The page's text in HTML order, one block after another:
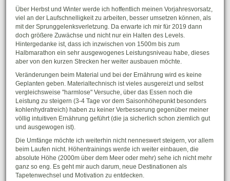
Über Herbst und Winter werde ich hoffentlich meinen Vorjahresvorsatz,
viel an der Laufschnelligkeit zu arbeiten, besser umsetzen können, als
mit der Sprunggelenksverletzung. Da erwarte ich mir für 2019 dann
doch größere Zuwächse und nicht nur ein Halten des Levels.
Hintergedanke ist, dass ich inzwischen von 1500m bis zum
Halbmarathon ein sehr ausgewogenes Leistungsniveau habe, dieses
aber von den kurzen Strecken her weiter ausbauen möchte.
Veränderungen beim Material und bei der Ernährung wird es keine
Geplanten geben. Materialtechnisch ist vieles ausgereizt und selbst
vergleichsweise "harmlose" Versuche, über das Essen noch die
Leistung zu steigern (3-4 Tage vor dem Saisonhöhepunkt besonders
kohlenhydratreich) haben zu keiner Verbesserung gegenüber meiner
völlig intuitiven Ernährung geführt (die ja sicherlich schon ziemlich gut
und ausgewogen ist).
Die Umfänge möchte ich weiterhin nicht nenneswert steigern, vor allem
beim Laufen nicht. Höhentrainings werde ich weiter einbauen, die
absolute Höhe (2000m über dem Meer oder mehr) sehe ich nicht mehr
ganz so eng. Es geht mir auch darum, neue Destinationen als
Tapetenwechsel und Motivation zu entdecken.